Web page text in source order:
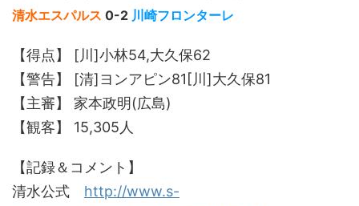
清水エスパルス 0-2 川崎フロンターレ
【得点】 [川]小林54,大久保62
【警告】 [清]ヨンアピン81[川]大久保81
【主審】 家本政明(広島)
【観客】 15,305人
【記録＆コメント】
清水公式 http://www.s-